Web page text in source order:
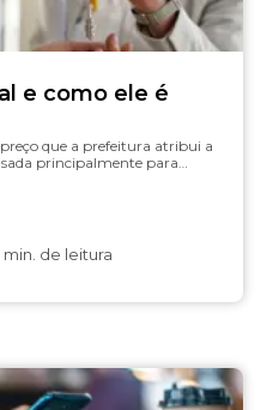
e como ele é
que a prefeitura atribui a
principalmente para…
min. de leitura